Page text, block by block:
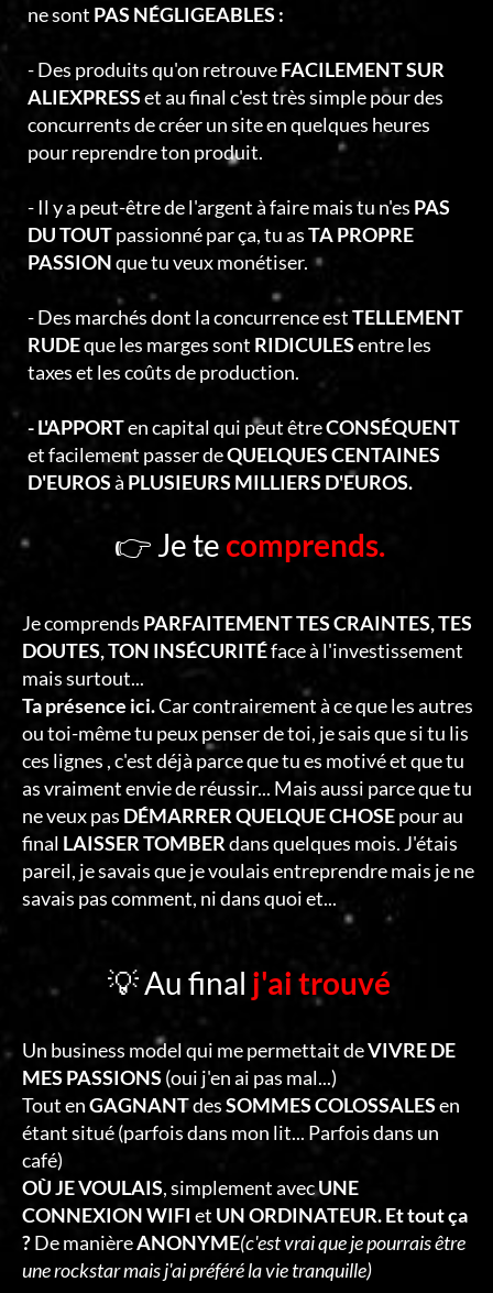
ne sont PAS NÉGLIGEABLES :
- Des produits qu'on retrouveFACILEMENT SUR
ALIEXPRESSet au final c'est très simple pour des
concurrents de créer un site en quelques heures
pour reprendre ton produit.
- Il y a peut-être de l'argent à faire mais tu n'es PAS
DU TOUTpassionné par ça, tu asTA PROPRE
PASSIONque tu veux monétiser.
- Des marchés dont la concurrence estTELLEMENT
RUDEque les marges sont RIDICULESentre les
taxes et les coûts de production.
- L'APPORTen capital qui peut êtreCONSÉQUENT
et facilement passer deQUELQUES CENTAINES
D'EUROSà PLUSIEURS MILLIERS D'EUROS.
👉 Je tecomprends.
Je comprends PARFAITEMENT TES CRAINTES, TES
DOUTES, TON INSÉCURITÉface à l'investissement
mais surtout...
Ta présence ici.Car contrairement à ce que les autres
ou toi-même tu peux penser de toi, je sais que si tu lis
ces lignes , c'est déjà parce que tu es motivé et que tu
as vraiment envie de réussir... Mais aussi parce que tu
ne veux pas DÉMARRER QUELQUE CHOSEpour au
final LAISSER TOMBERdans quelques mois. J'étais
pareil, je savais que je voulais entreprendre mais je ne
savais pas comment, ni dans quoi et...
💡 Au final j'ai trouvé
Un business model qui me permettait deVIVRE DE
MES PASSIONS (oui j'en ai pas mal...)
Tout enGAGNANTdesSOMMES COLOSSALESen
étant situé (parfois dans mon lit... Parfois dans un
café)
OÙ JE VOULAIS, simplement avecUNE
CONNEXION WIFI et UN ORDINATEUR. Et tout ça
?De manièreANONYME(c'est vrai que je pourrais être
une rockstar mais j'ai préféré la vie tranquille)